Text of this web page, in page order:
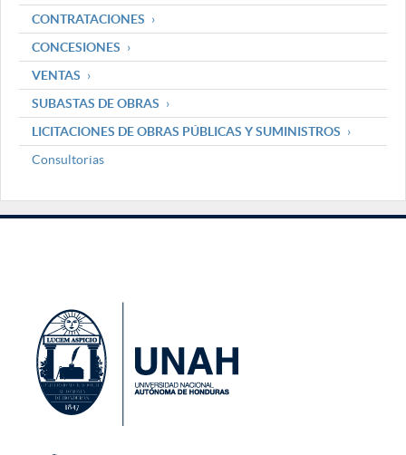
CONTRATACIONES
CONCESIONES
VENTAS
SUBASTAS DE OBRAS
LICITACIONES DE OBRAS PÚBLICAS Y SUMINISTROS
Consultorias